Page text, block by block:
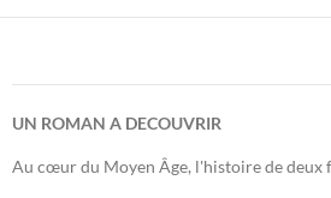
UN ROMAN A DECOUVRIR
Au cœur du Moyen Âge, l'histoire de deux